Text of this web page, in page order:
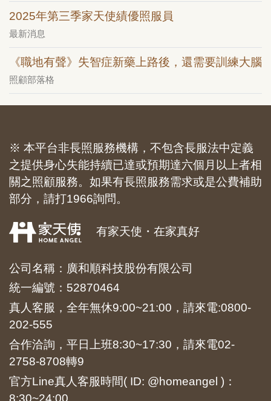
2025年第三季家天使績優照服員
最新消息
《職地有聲》失智症新藥上路後，還需要訓練大
照顧部落格
※ 本平台非長照服務機構，不包含長服法中定義
之提供身心失能持續已達或預期達六個月以上者相
關之照顧服務。如果有長照服務需求或是公費補助
部分，請打1966詢問。
有家天使・在家真好
公司名稱：廣和順科技股份有限公司
統一編號：52870464
真人客服，全年無休9:00~21:00，請來電:0800-
202-555
合作洽詢，平日上班8:30~17:30，請來電02-
2758-8708轉9
官方Line真人客服時間( ID: @homeangel )：
8:30~24:00